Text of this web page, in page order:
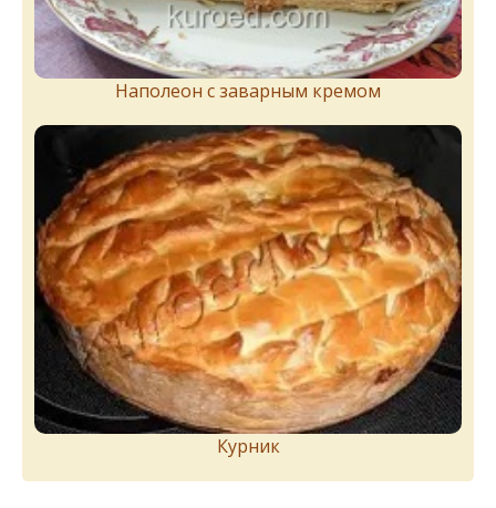
Наполеон с заварным кремом
Курник